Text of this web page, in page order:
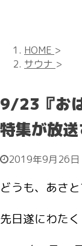
HOME >
サウナ >
9/23『お
特集が放送
2019年9月26日
どうも、あさと
先日遂にわた